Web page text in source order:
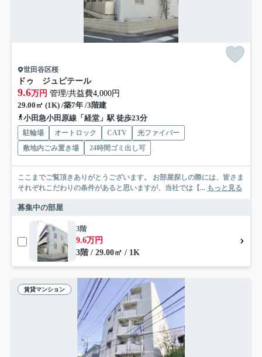
世田谷区桜
ドゥ ジュピテール
9.6万円 管理/共益費4,000円
29.00㎡ (1K) /築7年 /3階建
小田急小田原線「経堂」駅 徒歩23分
駐輪場 オートロック CATV
光ファイバー
敷地内ごみ置き場
24時間ゴミ出し可
ここまでご覧頂きありがとうございます。 お部屋探しの際には、皆さま
それぞれこだわりの条件があると思いますが、当社では【... もっと見る
募集中の部屋
3階
9.6万円
3階 / 29.00㎡ / 1K
賃貸マンション